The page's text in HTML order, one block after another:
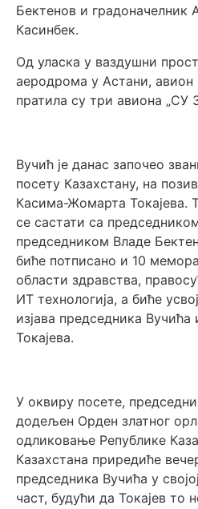
Бектенов и градоначелник
Касинбек.
Од уласка у ваздушни
аеродрома у Астани, авион
пратила су три авиона „СУ
Вучић је данас започео
посету Казахстану, на
Касима-Жомарта Токајева.
се састати са
председником Владе
биће потписано и 10
области здравства,
ИТ технологија, а биће
изјава председника Вучића
Токајева.
У оквиру посете,
додељен Орден златног
одликовање Републике
Казахстана приредиће
председника Вучића у
част, будући да Токајев то